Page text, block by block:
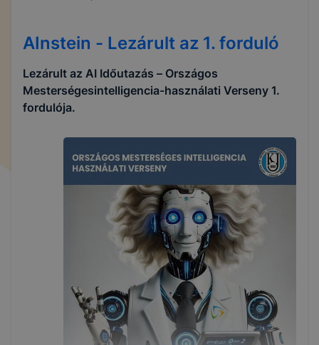
AInstein - Lezárult az 1. forduló
Lezárult az AI Időutazás – Országos
Mesterségesintelligencia-használati Verseny 1.
fordulója.